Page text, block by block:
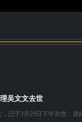
吴文文去世
于3月29日下午去世。就